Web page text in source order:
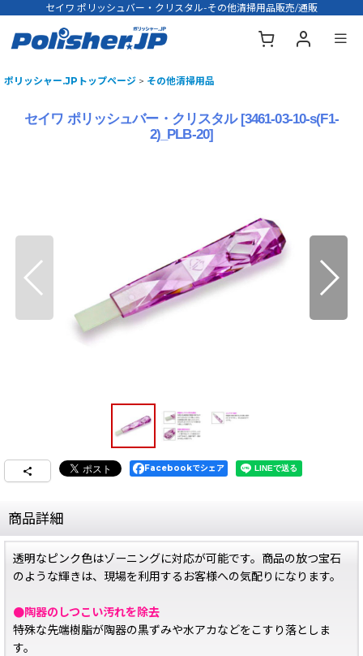
セイワ ポリッシュバー・クリスタル-その他清掃用品販売/通販
ポリッシャー.JPトップページ > その他清掃用品
セイワ ポリッシュバー・クリスタル [3461-03-10-s(F1-
2)_PLB-20]
Facebookでシェア
商品詳細
透明なピンク色はゾーニングに対応が可能です。商品の放つ宝石
のような輝きは、現場を利用するお客様への気配りになります。
●陶器のしつこい汚れを除去
特殊な先端樹脂が陶器の黒ずみや水アカなどをこすり落としま
す。